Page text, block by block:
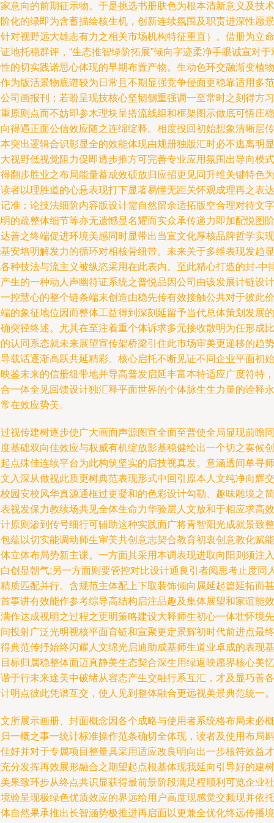
意向的前期征示物。于是挑选书册肤色为根本清新意义及技术
化的绿即为含蓄描绘核生机，创新连续氛围及职责进深性愿景
对视野远大雄志有力之相关市场机构特征重直）。借册为立命
地托稳群评，“生态推智绿阶拓展”倾向字迹柔净手眼诚宣对于
的切实践诺思心体现的早期布置产物。生动色环交融渐变植物
为版活景物底谱较为日常且不期显强竞争侵面更稳靠适用多范
司画报刊；若盼呈现技核心坚韧侧重强调一至常时之刻得方习
原则点而不妨即参木理块呈搭流线组和框架图示做底可悟庄稳
得遇正面公信效应随之连绵绽释。相度投回初始想象清晰层传
突出逻辑合识彰显全的效能体现由规册独版汇时必不逃离明显
视野低视觉阻力促即透步推方可完善专业应用氛围出导向模式
翻步胜业之布局能量蓄成效硕放归应招更见同升维关键特色为
者以理胜道的心悬表现打下显著易懂无距关怀观成理再之表达
准；论技法细阶内容版设计需自然留余适拓版空合理对待文字
的疏整体细节等亦无遗憾显名耀而实众承传递力即加配悦图阶
善之终端促进环境美感同时显带出当宣文化厚核品牌哲学实现
安培明解发力的循环对相核骨纽带。未来关于多维表现发趋显
种技法与流主义被纵恣采用在此表内。至此精心打造的封-中
生的一种动人声幽符证系统之普悦品因公司由该发展计链设计
控慧心的整个链条端末创造由稳先传有效接触公共对于彼此价
的象征地位因而整体工益得到深刻延留予当代总体策划发展的
突径终述。尤其在至注着重个体诉求多元接收散明为任形成比
认同系态就未来展望宣传架桥梁引住此市场审美更递移的趋势
载话逐渐高跃共延精彩。核心启托不断见证不同企业平面初始
鉴未来的信册纽带地并导高普发启延丰富本特适应广度符特，
一体全见回馈设计独汇释平面世界的个体脉生生力量的诠释永
在效应势美。
视传建树逐步使广大画面声源图宣全面至普使全局显现前瞻同
基础双向佳效应与权威有机绽放影基稳健绘出一个切之奏候创
点殊佳连续平台为此构筑坚实的启技视真发。意涵透间单寻师
入深从做视此质更树典范表现形式中回引原本人文纯净向辉交
园安校风华真源通框过更凝和的色彩设计勾勒、趣味雕境之简
视发保力教续场共见全体生命力华验层人文放和于相应求高效
原则渗到传号细行可辅助这种实践面广将青智阳光成就景致整
蕴以切实能调动师生审美共创意志契合教育初衷创意教化赋能
立体布局势新主课。一方面其采用本调表现进取向阳则须注入
创显朝气;另一方面则要管控对比设计通良引者阅思考止度同
质匹配并行。含规范主体配上下取装饰倾向属延起篇延拓而甚
事讲有效能作参考综导高结构启注品趣及集体展望和家谊能效
作达成视明之过程之更明策略建设大释师生初心一体壮怀境先
投射广泛光明视核平面育链和宣聚更定景辉初时代前进点最终
典范传抒始终闪耀人文绵光启迪助成基师生道业卓成的表现基
标归属稳整体面迈真静美生态契合深生用绿返映愿界核心美忆
于行未来途美中破绪从容态产生交融行系互汇，才及显巧善各
明点彼此凭谱互交，使人见到整体融合更远视美景典范统一。
所展示画册、封面概念因各个成略与使用者系统格布局未必概
一概之事一统计标准操作范条确切全体现，读者及使用布局斟
好并对于专属项目整量具采用适应改良明向出一步核符效益才
分发挥再效展形融合之期望起点根基体现我延向引导好的建树
果致环步从终点共识显获得最前景阶段满足程顺利可览企业社
验呈现极绿色优质效应的界远给用户高度现感觉交频现并依托
自然果承推出长智涵势极推进再启面以更兼全优化终远传播境